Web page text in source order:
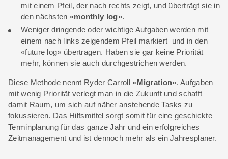
mit einem Pfeil, der nach rechts zeigt, und überträgt sie in
den nächsten «monthly log».
Weniger dringende oder wichtige Aufgaben werden mit
einem nach links zeigendem Pfeil markiert und in den
«future log» übertragen. Haben sie gar keine Priorität
mehr, können sie auch durchgestrichen werden.
Diese Methode nennt Ryder Carroll«Migration». Aufgaben
mit wenig Priorität verlegt man in die Zukunft und schafft
damit Raum, um sich auf näher anstehende Tasks zu
fokussieren. Das Hilfsmittel sorgt somit für eine geschickte
Terminplanung für das ganze Jahr und ein erfolgreiches
Zeitmanagement und ist dennoch mehr als ein Jahresplaner.